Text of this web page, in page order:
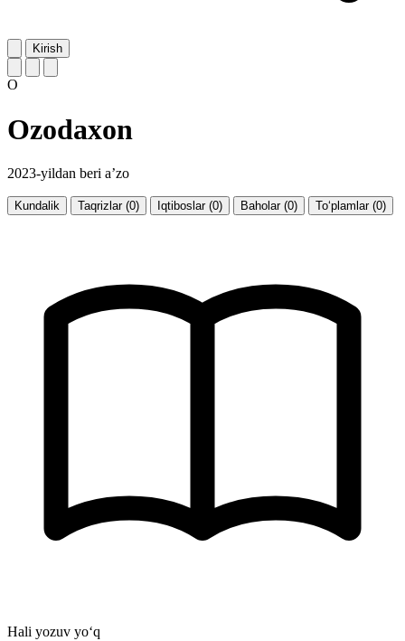
Kirish
O
Ozodaxon
2023-yildan beri a’zo
Kundalik Taqrizlar (0) Iqtiboslar (0) Baholar (0) To‘plamlar (0)
Hali yozuv yo‘q